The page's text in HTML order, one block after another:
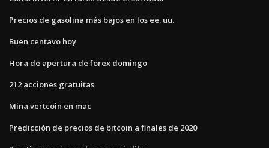
Precios de gasolina más bajos en los ee. uu.
Buen centavo hoy
Hora de apertura de forex domingo
212 acciones gratuitas
Mina vertcoin en mac
Predicción de precios de bitcoin a finales de 2020